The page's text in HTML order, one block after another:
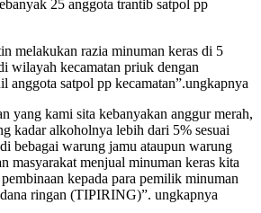
25 anggota trantib satpol pp
melakukan razia minuman keras di 5
wilayah kecamatan priuk dengan
anggota satpol pp kecamatan”.ungkapnya
yang kami sita kebanyakan anggur merah,
kadar alkoholnya lebih dari 5% sesuai
bebagai warung jamu ataupun warung
masyarakat menjual minuman keras kita
kepada para pemilik minuman
ringan (TIPIRING)”. ungkapnya